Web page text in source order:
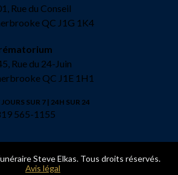
Rue du Conseil
QC J1G 1K4
Rue du 24-Juin
QC J1E 1H1
JOURS SUR 7 | 24H SUR 24
565-1155
Steve Elkas. Tous droits réservés.
Avis légal